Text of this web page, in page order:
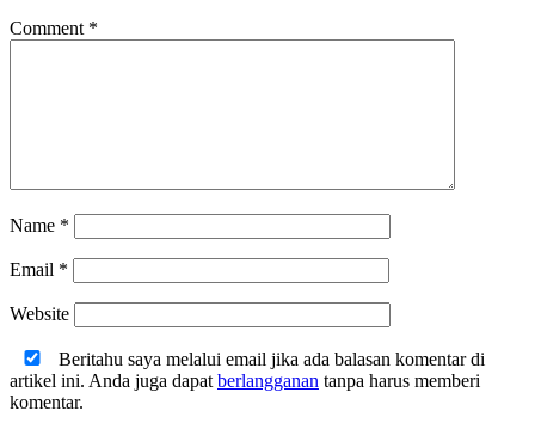
Comment *
Name *
Email *
Website
Beritahu saya melalui email jika ada balasan komentar di
artikel ini. Anda juga dapat berlangganan tanpa harus memberi
komentar.